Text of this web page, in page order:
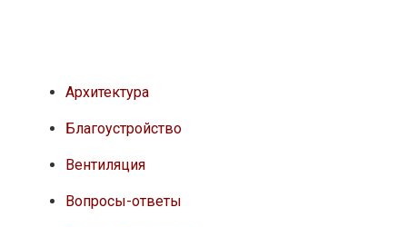
Архитектура
Благоустройство
Вентиляция
Вопросы-ответы